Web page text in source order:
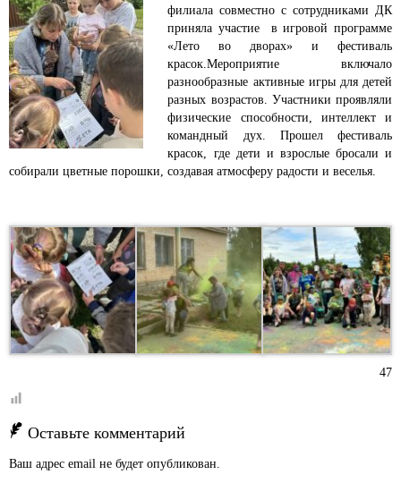
филиала совместно с сотрудниками ДК
приняла участие в игровой программе
«Лето во дворах» и фестиваль
красок.Мероприятие включало
разнообразные активные игры для детей
разных возрастов. Участники проявляли
физические способности, интеллект и
командный дух. Прошел фестиваль
красок, где дети и взрослые бросали и
собирали цветные порошки, создавая атмосферу радости и веселья.
47
Оставьте комментарий
Ваш адрес email не будет опубликован.